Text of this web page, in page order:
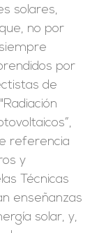
solares,
no por
por
de
referencia
y
Técnicas
enseñanzas
solar, y,